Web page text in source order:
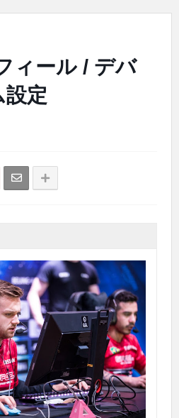
ィール / デバ
定